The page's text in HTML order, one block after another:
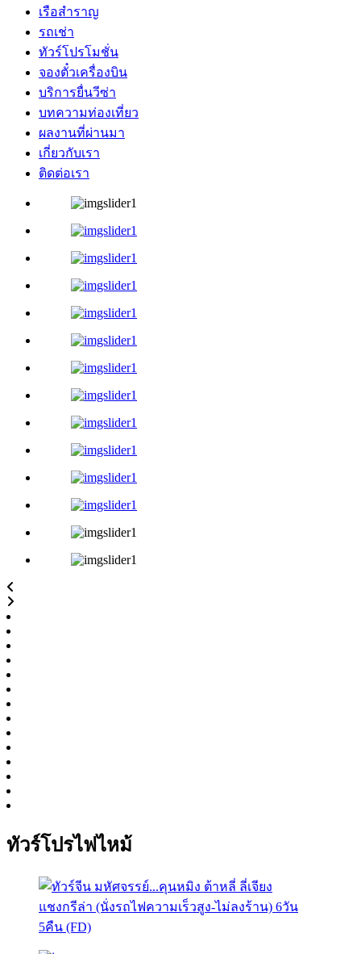
เรือสำราญ
รถเช่า
ทัวร์โปรโมชั่น
จองตั๋วเครื่องบิน
บริการยื่นวีซ่า
บทความท่องเที่ยว
ผลงานที่ผ่านมา
เกี่ยวกับเรา
ติดต่อเรา
ทัวร์โปรไฟไหม้